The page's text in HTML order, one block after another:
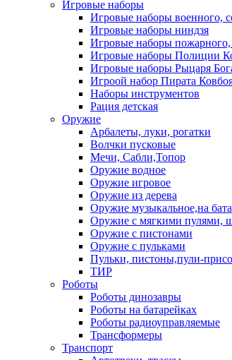
Игровые наборы
Игровые наборы военного,
Игровые наборы ниндзя
Игровые наборы пожарного,
Игровые наборы Полиции
Игровые наборы Рыцаря
Игроой набор Пирата
Наборы инструментов
Рация детская
Оружие
Арбалеты, луки, рогатки
Волчки пусковые
Мечи, Сабли,Топор
Оружие водное
Оружие игровое
Оружие из дерева
Оружие музыкальное,на
Оружие с мягкими пулями,
Оружие с пистонами
Оружие с пульками
Пульки, пистоны,пули-
ТИР
Роботы
Роботы динозавры
Роботы на батарейках
Роботы радиоуправляемые
Трансформеры
Транспорт